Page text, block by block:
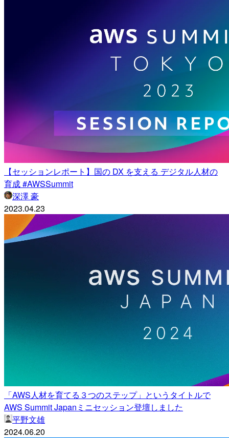
【セッションレポート】国の DX を支える デジタル人材の
育成 #AWSSummit
深澤 豪
2023.04.23
「AWS人材を育てる３つのステップ」というタイトルで
AWS Summit Japanミニセッション登壇しました
平野文雄
2024.06.20